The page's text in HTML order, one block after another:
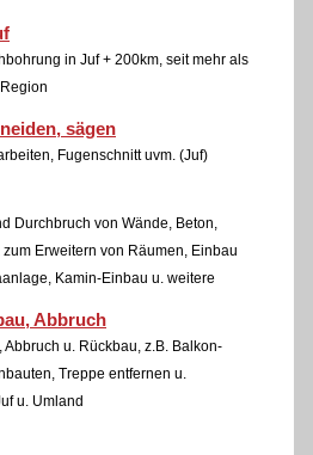
in Juf + 200km, seit mehr als
sägen
Fugenschnitt uvm. (Juf)
Durchbruch von Wände, Beton,
zum Erweitern von Räumen, Einbau
Kamin-Einbau u. weitere
Abbruch
u. Rückbau, z.B. Balkon-
Treppe entfernen u.
u. Umland